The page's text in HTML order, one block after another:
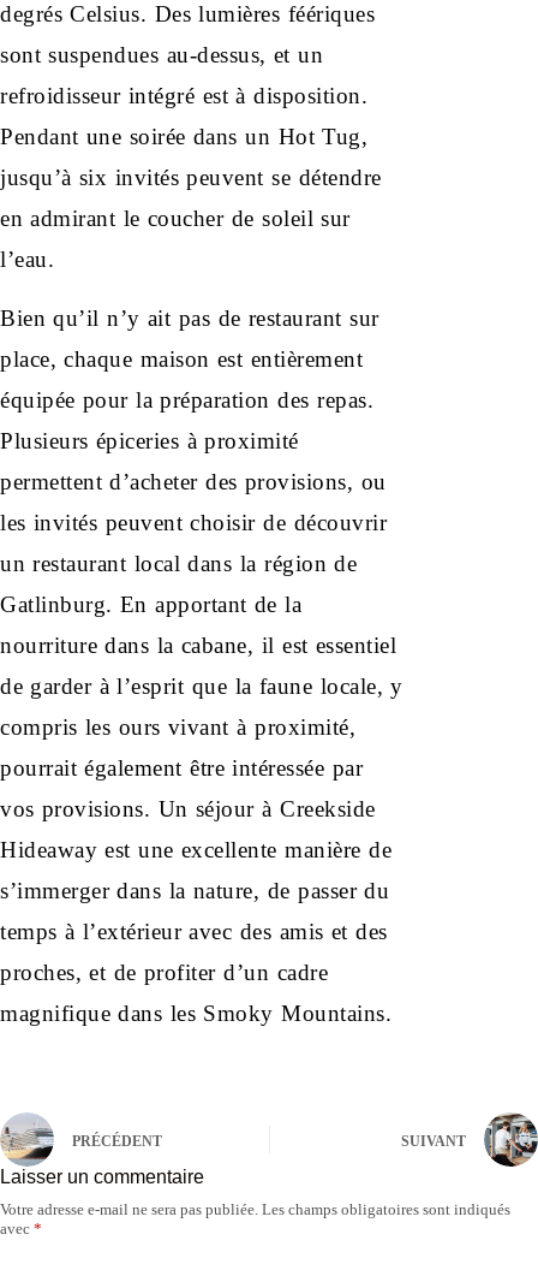
degrés Celsius. Des lumières féériques
sont suspendues au-dessus, et un
refroidisseur intégré est à disposition.
Pendant une soirée dans un Hot Tug,
jusqu’à six invités peuvent se détendre
en admirant le coucher de soleil sur
l’eau.
Bien qu’il n’y ait pas de restaurant sur
place, chaque maison est entièrement
équipée pour la préparation des repas.
Plusieurs épiceries à proximité
permettent d’acheter des provisions, ou
les invités peuvent choisir de découvrir
un restaurant local dans la région de
Gatlinburg. En apportant de la
nourriture dans la cabane, il est essentiel
de garder à l’esprit que la faune locale, y
compris les ours vivant à proximité,
pourrait également être intéressée par
vos provisions. Un séjour à Creekside
Hideaway est une excellente manière de
s’immerger dans la nature, de passer du
temps à l’extérieur avec des amis et des
proches, et de profiter d’un cadre
magnifique dans les Smoky Mountains.
PRÉCÉDENT SUIVANT
Laisser un commentaire
Votre adresse e-mail ne sera pas publiée. Les champs obligatoires sont indiqués
avec *